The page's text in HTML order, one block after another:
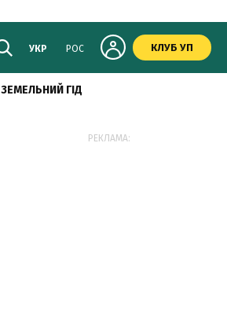
УКР РОС КЛУБ УП
ЗЕМЕЛЬНИЙ ГІД
РЕКЛАМА: